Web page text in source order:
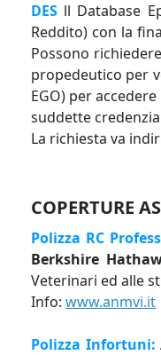
DES ll Database
Reddito) con la
Possono
propedeutico per
EGO) per
suddette
La richiesta va
COPERTURE
Polizza RC
Berkshire
Veterinari ed alle
Info: www.anmvi.it
Polizza Infortuni: